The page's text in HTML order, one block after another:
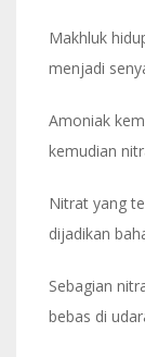
Makhluk
menjadi
Amoniak
kemudian
Nitrat yang
dijadikan
Sebagian
bebas di